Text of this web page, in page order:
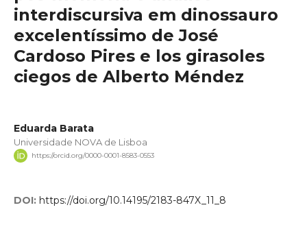
interdiscursiva em dinossauro
excelentíssimo de José
Cardoso Pires e los girasoles
ciegos de Alberto Méndez
Eduarda Barata
Universidade NOVA de Lisboa
https://orcid.org/0000-0001-8583-0553
DOI: https://doi.org/10.14195/2183-847X_11_8